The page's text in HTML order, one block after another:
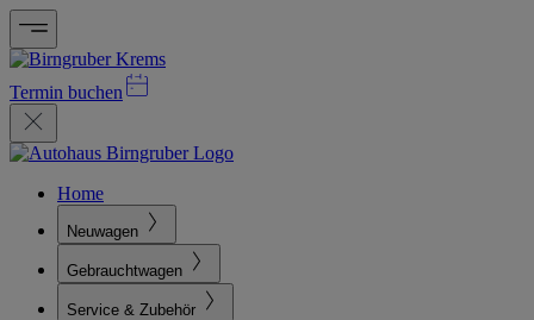
Termin buchen
Home
Neuwagen
Gebrauchtwagen
Service & Zubehör